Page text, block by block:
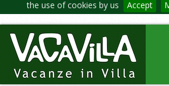
the use of cookies by us Accept